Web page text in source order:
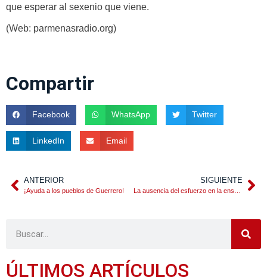
que esperar al sexenio que viene.
(Web: parmenasradio.org)
Compartir
Facebook WhatsApp Twitter
LinkedIn Email
ANTERIOR
¡Ayuda a los pueblos de Guerrero!
SIGUIENTE
ÚLTIMOS ARTÍCULOS